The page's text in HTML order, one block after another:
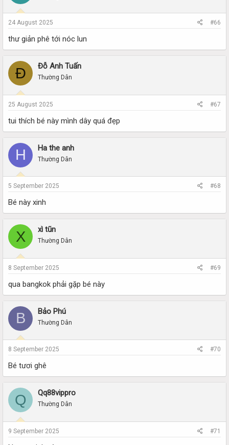
24 August 2025 #66
thư giản phê tới nóc lun
Đ Đỗ Anh Tuấn
Thường Dân
25 August 2025 #67
tui thích bé này mình dây quá đẹp
H Ha the anh
Thường Dân
5 September 2025 #68
Bé này xinh
X xì tũn
Thường Dân
8 September 2025 #69
qua bangkok phải gặp bé này
B Bảo Phú
Thường Dân
8 September 2025 #70
Bé tươi ghê
Q Qq88vippro
Thường Dân
9 September 2025 #71